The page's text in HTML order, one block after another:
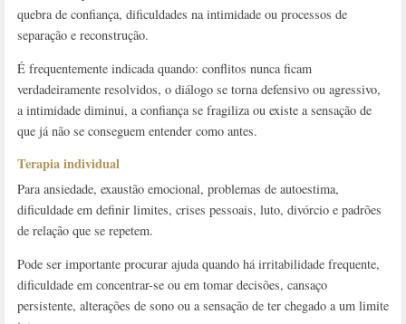
quebra de confiança, dificuldades na intimidade ou processos de
separação e reconstrução.
É frequentemente indicada quando: conflitos nunca ficam
verdadeiramente resolvidos, o diálogo se torna defensivo ou agressivo,
a intimidade diminui, a confiança se fragiliza ou existe a sensação de
que já não se conseguem entender como antes.
Terapia individual
Para ansiedade, exaustão emocional, problemas de autoestima,
dificuldade em definir limites, crises pessoais, luto, divórcio e padrões
de relação que se repetem.
Pode ser importante procurar ajuda quando há irritabilidade frequente,
dificuldade em concentrar-se ou em tomar decisões, cansaço
persistente, alterações de sono ou a sensação de ter chegado a um limite